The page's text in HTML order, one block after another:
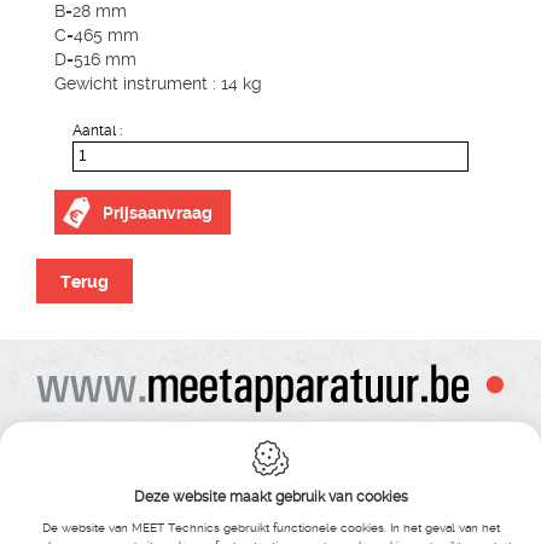
B=28 mm
C=465 mm
D=516 mm
Gewicht instrument : 14 kg
Aantal :
Prijsaanvraag
Terug
Alle prijzen zijn onder voorbehoud van wijziging
Bij bestelling ontvangt u vooraf de levering steeds een orderbevestiging
Copyright© alle rechten voorbehouden , gehele of gedeeldelijke overname van
tekst ,foto’s , video’s , verveelvoudiging op welke wijze dan ook , is niet toegestaan
Technics
Deze website maakt gebruik van cookies
De website van MEET Technics gebruikt functionele cookies. In het geval van het